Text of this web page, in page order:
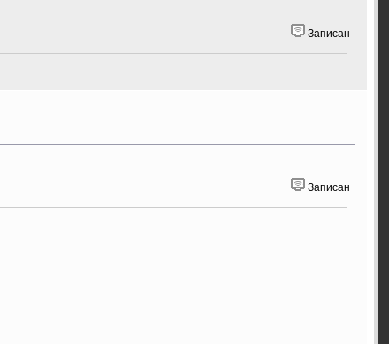
Записан
Записан